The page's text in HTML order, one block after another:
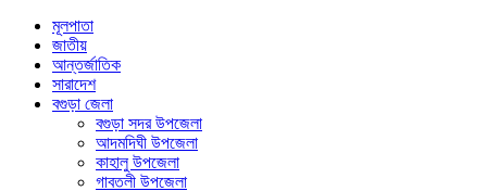
মূলপাতা
জাতীয়
আন্তর্জাতিক
সারাদেশ
বগুড়া জেলা
বগুড়া সদর উপজেলা
আদমদিঘী উপজেলা
কাহালু উপজেলা
গাবতলী উপজেলা